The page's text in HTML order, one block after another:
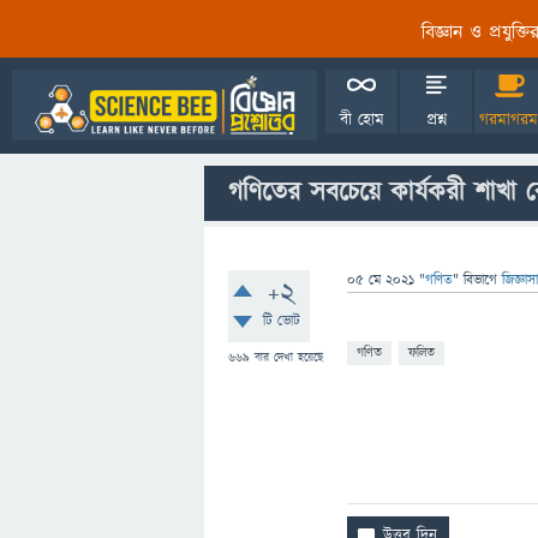
বিজ্ঞান ও
বী হোম প্রশ্ন
গণিতের সবচেয়ে কার্যকরী শাখা
+2
টি ভোট
669 বার দেখা হয়েছে
05 মে 2021 "গণিত" বিভাগে
গণিত ফলিত